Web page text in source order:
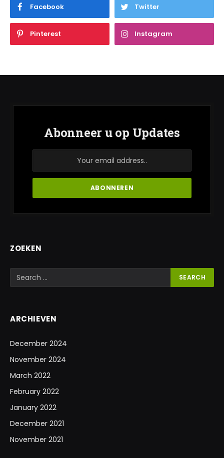
Facebook Twitter
Pinterest Instagram
Abonneer u op Updates
ZOEKEN
ARCHIEVEN
December 2024
November 2024
March 2022
February 2022
January 2022
December 2021
November 2021